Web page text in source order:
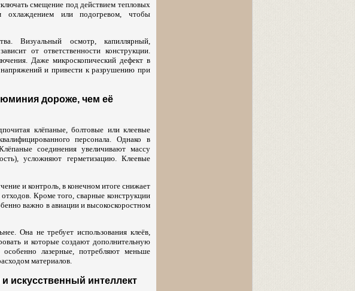
смещение под действием тепловых
охлаждением или подогревом, чтобы
Визуальный осмотр, капиллярный,
от ответственности конструкции.
Даже микроскопический дефект в
и привести к разрушению при
дороже, чем её
клёпаные, болтовые или клеевые
персонала. Однако в
соединения увеличивают массу
усложняют герметизацию. Клеевые
и контроль, в конечном итоге снижает
Кроме того, сварные конструкции
важно в авиации и высокоскоростном
Она не требует использования клеёв,
и которые создают дополнительную
лазерные, потребляют меньше
материалов.
искусственный интеллект